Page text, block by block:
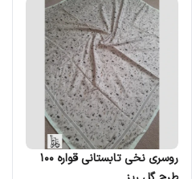
روسری نخی تابستانی قواره 100